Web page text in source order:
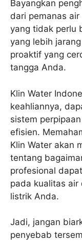
Bayangkan
dari pemanas
yang tidak perlu
yang lebih
proaktif yang
tangga Anda.
Klin Water
keahliannya,
sistem
efisien.
Klin Water akan
tentang
profesional
pada kualitas air
listrik Anda.
Jadi, jangan
penyebab